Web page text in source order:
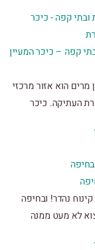
– כיכר המעיין
הוא אזור מרכזי
כיכר
נהדר! ובחיפה
מעט ממנה